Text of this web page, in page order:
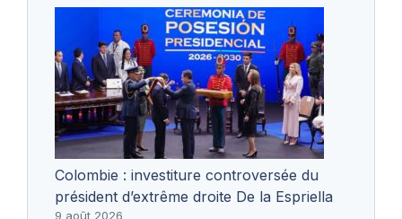
Colombie : investiture controversée du
président d’extrême droite De la Espriella
9 août 2026